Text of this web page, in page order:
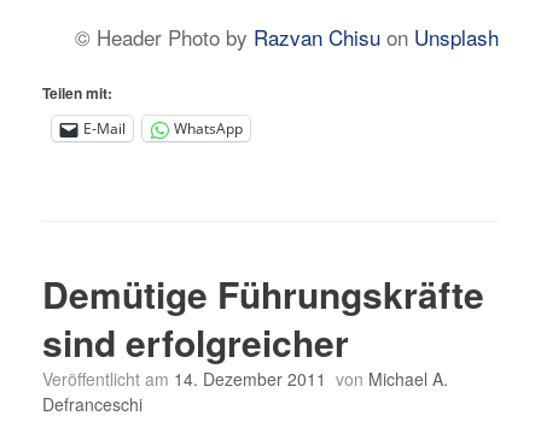
© Header Photo by Razvan Chisu on Unsplash
Teilen mit:
E-Mail WhatsApp
Demütige Führungskräfte
sind erfolgreicher
Veröffentlicht am 14. Dezember 2011 von Michael A.
Defranceschi